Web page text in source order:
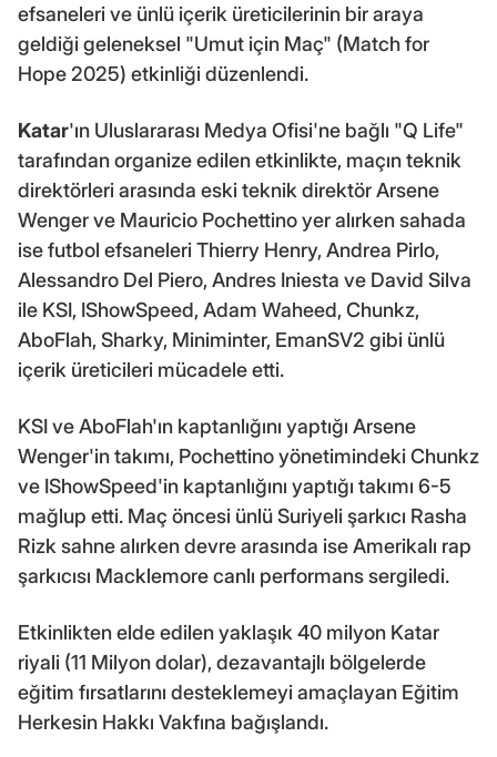
efsaneleri ve ünlü içerik üreticilerinin bir araya
geldiği geleneksel "Umut için Maç" (Match for
Hope 2025) etkinliği düzenlendi.
Katar'ın Uluslararası Medya Ofisi'ne bağlı "Q Life"
tarafından organize edilen etkinlikte, maçın teknik
direktörleri arasında eski teknik direktör Arsene
Wenger ve Mauricio Pochettino yer alırken sahada
ise futbol efsaneleri Thierry Henry, Andrea Pirlo,
Alessandro Del Piero, Andres Iniesta ve David Silva
ile KSI, IShowSpeed, Adam Waheed, Chunkz,
AboFlah, Sharky, Miniminter, EmanSV2 gibi ünlü
içerik üreticileri mücadele etti.
KSI ve AboFlah'ın kaptanlığını yaptığı Arsene
Wenger'in takımı, Pochettino yönetimindeki Chunkz
ve IShowSpeed'in kaptanlığını yaptığı takımı 6-5
mağlup etti. Maç öncesi ünlü Suriyeli şarkıcı Rasha
Rizk sahne alırken devre arasında ise Amerikalı rap
şarkıcısı Macklemore canlı performans sergiledi.
Etkinlikten elde edilen yaklaşık 40 milyon Katar
riyali (11 Milyon dolar), dezavantajlı bölgelerde
eğitim fırsatlarını desteklemeyi amaçlayan Eğitim
Herkesin Hakkı Vakfına bağışlandı.